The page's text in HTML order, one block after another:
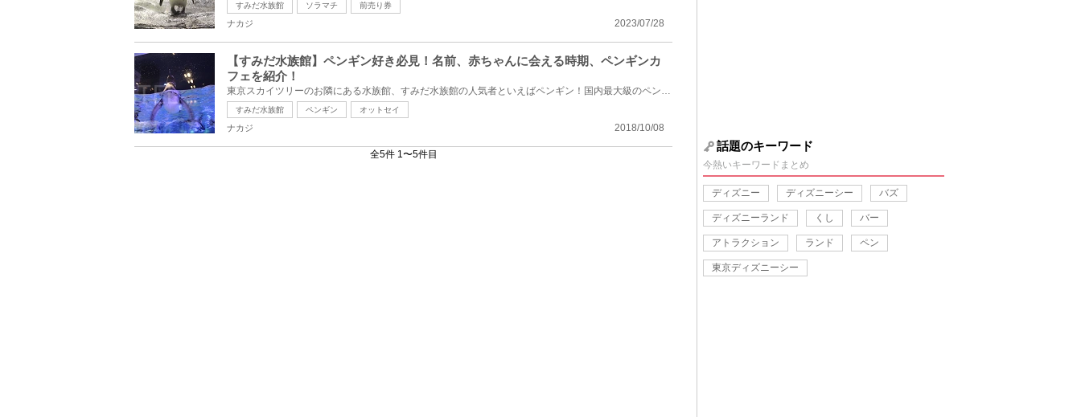
すみだ水族館 ソラマチ 前売り券
2023/07/28
ナカジ
【すみだ水族館】ペンギン好き必見！名前、赤ちゃんに会える時期、ペンギンカ
フェを紹介！
東京スカイツリーのお隣にある水族館、すみだ水族館の人気者といえばペンギン！国内最大級のペンギン展...
すみだ水族館 ペンギン オットセイ
2018/10/08
ナカジ
全5件 1〜5件目
話題のキーワード
今熱いキーワードまとめ
ディズニー ディズニーシー バズ
ディズニーランド くし バー
アトラクション ランド ペン
東京ディズニーシー